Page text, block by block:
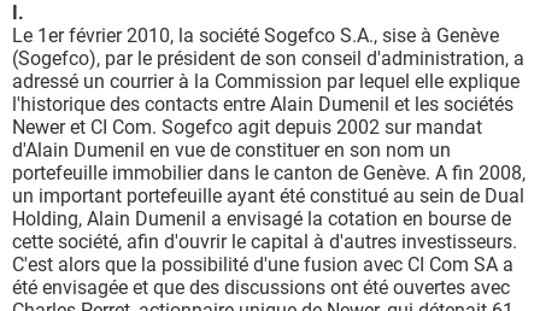
I.
Le 1er février 2010, la société Sogefco S.A., sise à Genève
(Sogefco), par le président de son conseil d'administration, a
adressé un courrier à la Commission par lequel elle explique
l'historique des contacts entre Alain Dumenil et les sociétés
Newer et CI Com. Sogefco agit depuis 2002 sur mandat
d'Alain Dumenil en vue de constituer en son nom un
portefeuille immobilier dans le canton de Genève. A fin 2008,
un important portefeuille ayant été constitué au sein de Dual
Holding, Alain Dumenil a envisagé la cotation en bourse de
cette société, afin d'ouvrir le capital à d'autres investisseurs.
C'est alors que la possibilité d'une fusion avec CI Com SA a
été envisagée et que des discussions ont été ouvertes avec